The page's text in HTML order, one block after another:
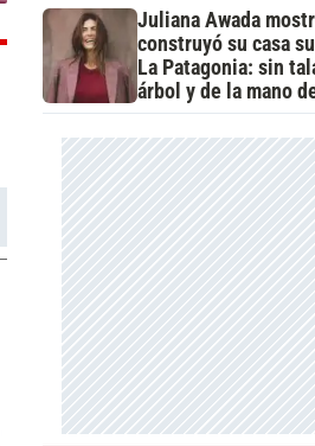
Juliana Awada
construyó su casa
La Patagonia: sin
árbol y de la mano